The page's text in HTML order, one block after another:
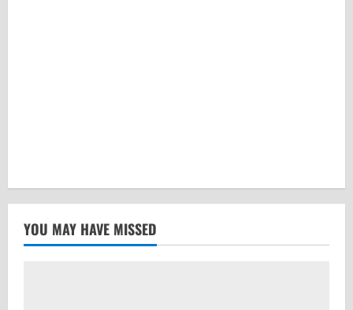
YOU MAY HAVE MISSED